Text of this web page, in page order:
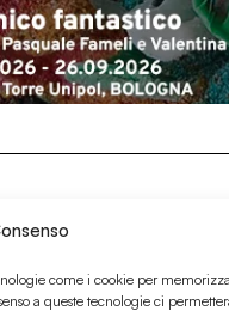
come i cookie per
a queste tecnologie ci